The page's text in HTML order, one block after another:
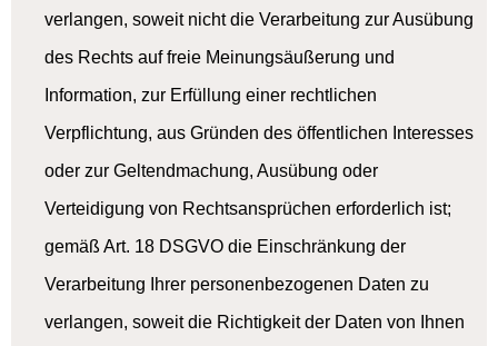
verlangen, soweit nicht die Verarbeitung zur Ausübung
des Rechts auf freie Meinungsäußerung und
Information, zur Erfüllung einer rechtlichen
Verpflichtung, aus Gründen des öffentlichen Interesses
oder zur Geltendmachung, Ausübung oder
Verteidigung von Rechtsansprüchen erforderlich ist;
gemäß Art. 18 DSGVO die Einschränkung der
Verarbeitung Ihrer personenbezogenen Daten zu
verlangen, soweit die Richtigkeit der Daten von Ihnen